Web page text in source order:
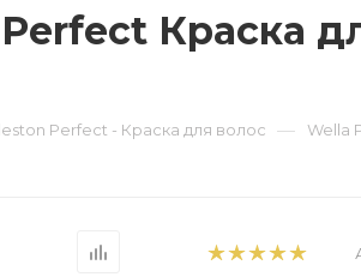
Краска
Perfect - Краска для волос — Wella